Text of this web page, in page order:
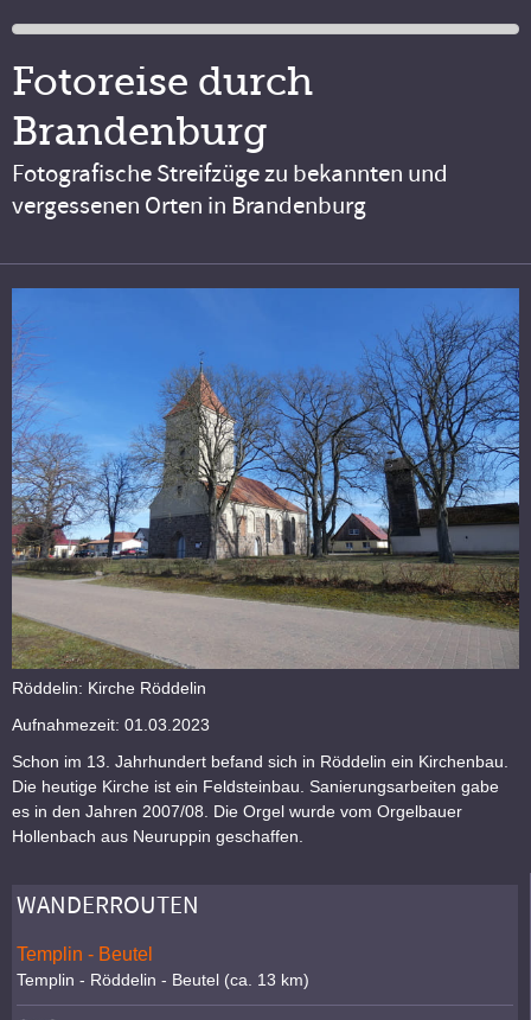
Fotoreise durch
Brandenburg
Fotografische Streifzüge zu bekannten und
vergessenen Orten in Brandenburg
Röddelin: Kirche Röddelin
Aufnahmezeit: 01.03.2023
Schon im 13. Jahrhundert befand sich in Röddelin ein Kirchenbau.
Die heutige Kirche ist ein Feldsteinbau. Sanierungsarbeiten gabe
es in den Jahren 2007/08. Die Orgel wurde vom Orgelbauer
Hollenbach aus Neuruppin geschaffen.
WANDERROUTEN
Templin - Beutel
Templin - Röddelin - Beutel (ca. 13 km)